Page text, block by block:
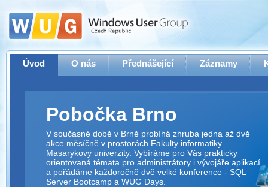
Úvod O nás Přednášející Záznamy
Pobočka Brno
V současné době v Brně probíhá zhruba jedna až dvě
akce měsíčně v prostorách Fakulty informatiky
Masarykovy univerzity. Vybíráme pro Vás prakticky
orientovaná témata pro administrátory i vývojáře aplikací
a pořádáme každoročně dvě velké konference - SQL
Server Bootcamp a WUG Days.